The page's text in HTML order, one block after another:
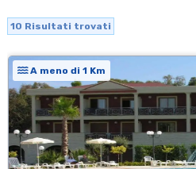
10 Risultati trovati
A meno di 1 Km